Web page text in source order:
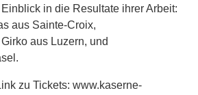
in die Resultate ihrer Arbeit:
aus Sainte-Croix,
aus Luzern, und
zu Tickets: www.kaserne-